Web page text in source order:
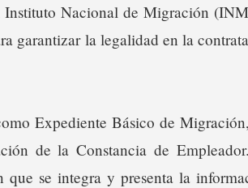
Nacional de Migración
garantizar la legalidad en la
Expediente Básico de
de la Constancia de
se integra y presenta la